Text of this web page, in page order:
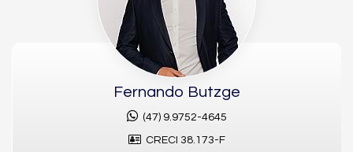
Localizado em um dos empreendimentos mais icônicos do
litoral catarinense, o Marina Beach Towers oferece acesso
direto ao mar, marina privativa e infraestrutura completa de
Diferenciais da Cobertura
333,6m² de área privativa
Fernando Butzge
(47) 9.9752-4645
CRECI 38.173-F